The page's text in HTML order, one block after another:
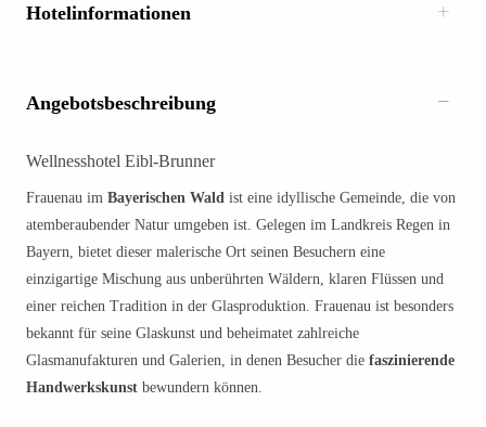
Hotelinformationen
Angebotsbeschreibung
Wellnesshotel Eibl-Brunner
Frauenau im Bayerischen Wald ist eine idyllische Gemeinde, die von
atemberaubender Natur umgeben ist. Gelegen im Landkreis Regen in
Bayern, bietet dieser malerische Ort seinen Besuchern eine
einzigartige Mischung aus unberührten Wäldern, klaren Flüssen und
einer reichen Tradition in der Glasproduktion. Frauenau ist besonders
bekannt für seine Glaskunst und beheimatet zahlreiche
Glasmanufakturen und Galerien, in denen Besucher die faszinierende
Handwerkskunst bewundern können.